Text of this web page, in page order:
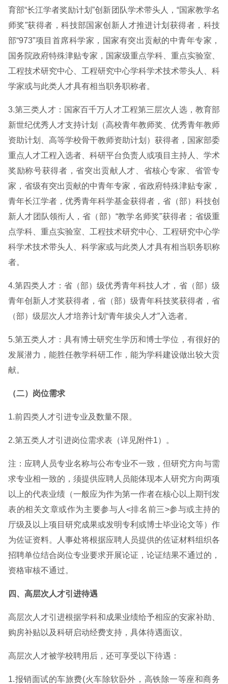
育部“长江学者奖励计划”创新团队学术带头人，“国家教学名
师奖”获得者，科技部国家创新人才推进计划获得者，科技
部“973”项目首席科学家，国家有突出贡献的中青年专家，
国务院政府特殊津贴专家，国家级重点学科、重点实验室、
工程技术研究中心、工程研究中心学科学术技术带头人、科
学家或与此类人才具有相当职务职称者。
3.第三类人才：国家百千万人才工程第三层次人选，教育部
新世纪优秀人才支持计划（高校青年教师奖、优秀青年教师
资助计划、高等学校骨干教师资助计划）获得者，国家部委
重点人才工程入选者、科研平台负责人或项目主持人、学术
奖励称号获得者，省突出贡献人才、省核心专家、省管专
家，省级有突出贡献的中青年专家，省政府特殊津贴专家，
青年长江学者，优秀青年科学基金获得者，省（部）科技创
新人才团队领衔人，省（部）“教学名师奖”获得者；省级重
点学科、重点实验室、工程技术研究中心、工程研究中心学
科学术技术带头人、科学家或与此类人才具有相当职务职称
者。
4.第四类人才：省（部）级优秀青年科技人才，省（部）级
青年创新人才奖获得者，省（部）级青年科技奖获得者，省
（部）级层次人才培养计划“青年拔尖人才”入选者。
5.第五类人才：具有博士研究生学历和博士学位，有很好的
发展潜力，能胜任教学科研工作，能为学科建设做出较大贡
献。
（二）岗位需求
1.前四类人才引进专业及数量不限。
2.第五类人才引进岗位需求表（详见附件1）。
注：应聘人员专业名称与公布专业不一致，但研究方向与需
求专业相一致的，须提供应聘人员能体现本人研究方向两项
以上的代表业绩（一般应为作为第一作者在核心以上期刊发
表的相关文章或作为主要参与人<排名前三>参与或主持的
厅级及以上项目研究成果或发明专利或博士毕业论文等）作
为佐证资料。人事处将根据应聘人员提供的佐证材料组织各
招聘单位结合岗位专业要求开展论证，论证结果不通过的，
资格审核不通过。
四、高层次人才引进待遇
高层次人才引进根据学科和成果业绩给予相应的安家补助、
购房补贴以及科研启动经费支持，具体待遇面议。
高层次人才被学校聘用后，还可享受以下待遇：
1.报销面试的车旅费(火车除软卧外，高铁除一等座和商务